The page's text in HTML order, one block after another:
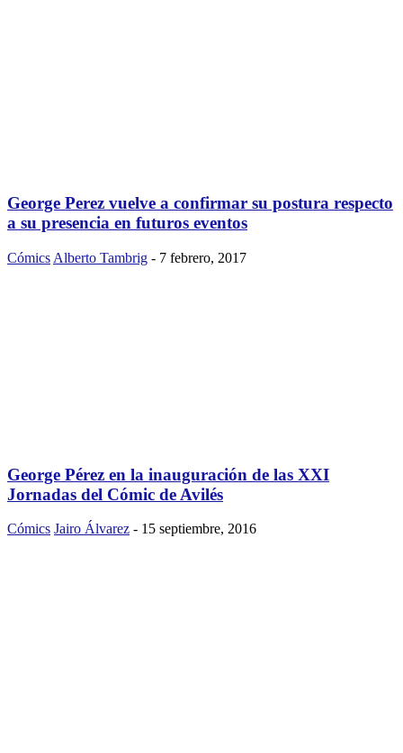
George Perez vuelve a confirmar su postura respecto
a su presencia en futuros eventos
Cómics Alberto Tambrig - 7 febrero, 2017
George Pérez en la inauguración de las XXI
Jornadas del Cómic de Avilés
Cómics Jairo Álvarez - 15 septiembre, 2016